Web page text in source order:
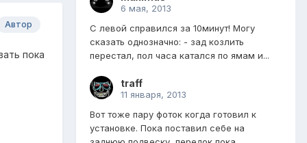
Автор
пока
6 мая, 2013
С левой справился за 10минут! Могу
сказать однозначно: - зад козлить
перестал, пол часа катался по ямам и...
traff
11 января, 2013
Вот тоже пару фоток когда готовил к
установке. Пока поставил себе на